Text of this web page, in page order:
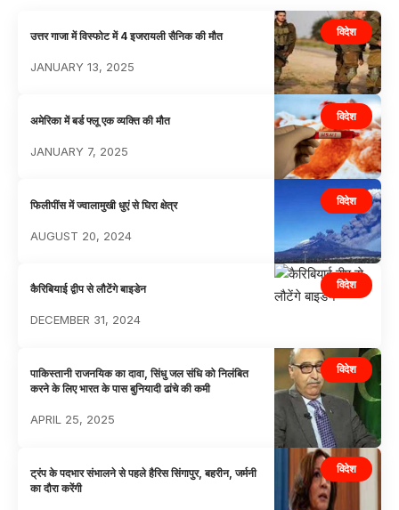
विदेश
उत्तर गाजा में विस्फोट में 4 इजरायली सैनिक की मौत
JANUARY 13, 2025
विदेश
अमेरिका में बर्ड फ्लू एक व्यक्ति की मौत
JANUARY 7, 2025
विदेश
फिलीपींस में ज्वालामुखी धुएं से घिरा क्षेत्र
AUGUST 20, 2024
विदेश
कैरिबियाई द्वीप से लौटेंगे बाइडेन
DECEMBER 31, 2024
विदेश
पाकिस्तानी राजनयिक का दावा, सिंधु जल संधि को निलंबित
करने के लिए भारत के पास बुनियादी ढांचे की कमी
APRIL 25, 2025
विदेश
ट्रंप के पदभार संभालने से पहले हैरिस सिंगापुर, बहरीन, जर्मनी
का दौरा करेंगी